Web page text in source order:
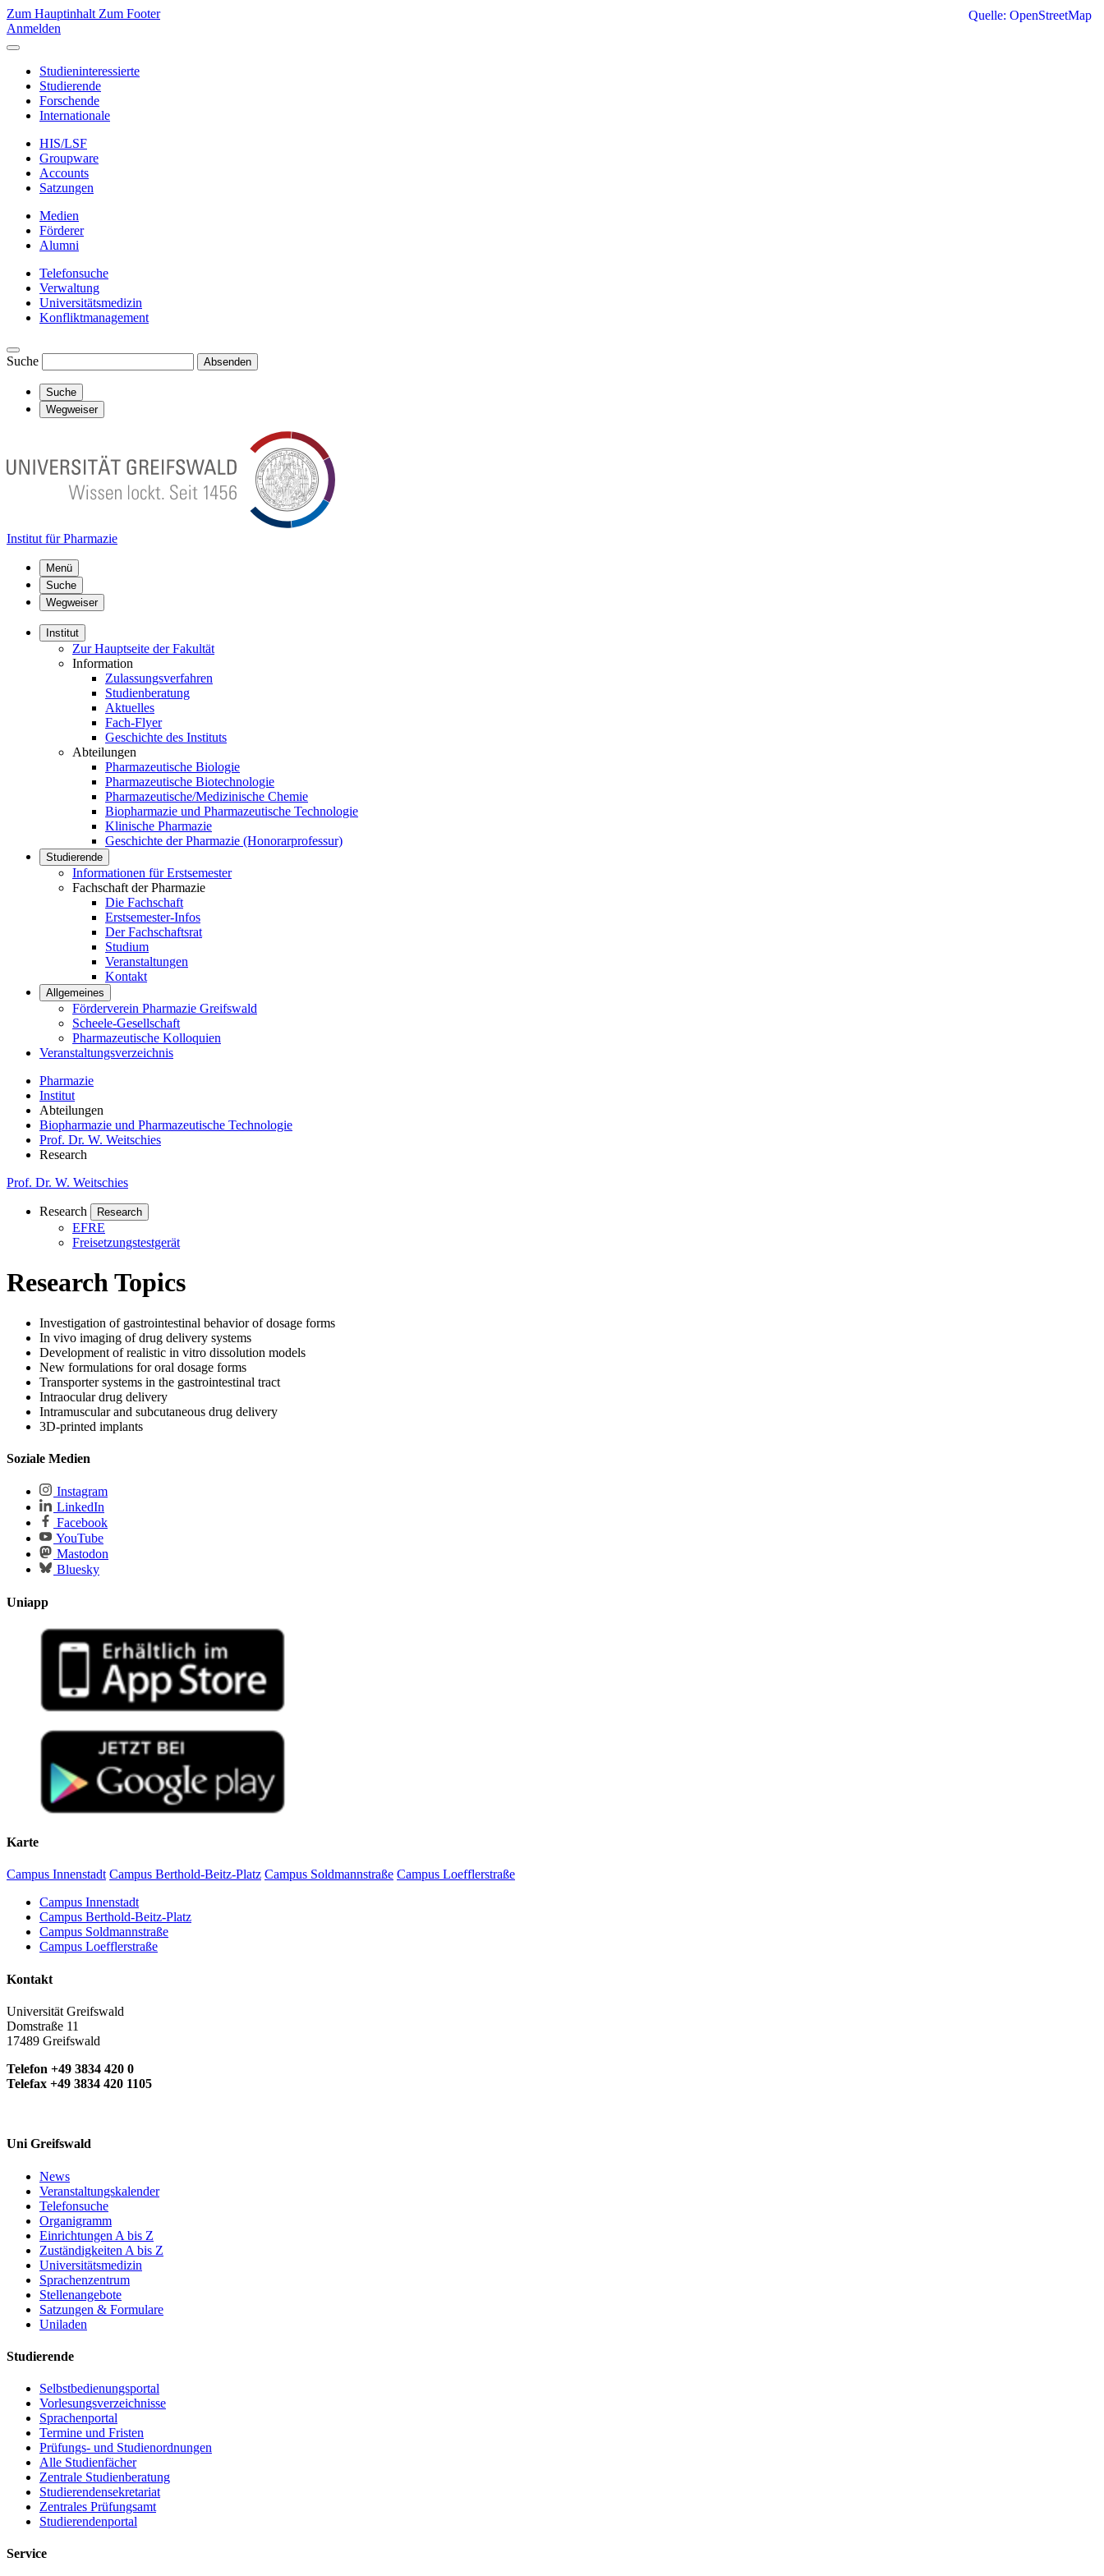
Zum Hauptinhalt Zum Footer
Anmelden
Studieninteressierte
Studierende
Forschende
Internationale
HIS/LSF
Groupware
Accounts
Satzungen
Medien
Förderer
Alumni
Telefonsuche
Verwaltung
Universitätsmedizin
Konfliktmanagement
Suche Absenden
Suche
Wegweiser
Institut für Pharmazie
Menü
Suche
Wegweiser
Institut
Zur Hauptseite der Fakultät
Information
Zulassungsverfahren
Studienberatung
Aktuelles
Fach-Flyer
Geschichte des Instituts
Abteilungen
Pharmazeutische Biologie
Pharmazeutische Biotechnologie
Pharmazeutische/Medizinische Chemie
Biopharmazie und Pharmazeutische Technologie
Klinische Pharmazie
Geschichte der Pharmazie (Honorarprofessur)
Studierende
Informationen für Erstsemester
Fachschaft der Pharmazie
Die Fachschaft
Erstsemester-Infos
Der Fachschaftsrat
Studium
Veranstaltungen
Kontakt
Allgemeines
Förderverein Pharmazie Greifswald
Scheele-Gesellschaft
Pharmazeutische Kolloquien
Veranstaltungsverzeichnis
Pharmazie
Institut
Abteilungen
Biopharmazie und Pharmazeutische Technologie
Prof. Dr. W. Weitschies
Research
Prof. Dr. W. Weitschies
Research Research
EFRE
Freisetzungstestgerät
Research Topics
Investigation of gastrointestinal behavior of dosage forms
In vivo imaging of drug delivery systems
Development of realistic in vitro dissolution models
New formulations for oral dosage forms
Transporter systems in the gastrointestinal tract
Intraocular drug delivery
Intramuscular and subcutaneous drug delivery
3D-printed implants
Soziale Medien
Instagram
LinkedIn
Facebook
YouTube
Mastodon
Bluesky
Uniapp
Karte
Quelle: OpenStreetMap
Campus Innenstadt Campus Berthold-Beitz-Platz Campus Soldmannstraße Campus Loefflerstraße
Campus Innenstadt
Campus Berthold-Beitz-Platz
Campus Soldmannstraße
Campus Loefflerstraße
Kontakt
Universität Greifswald
Domstraße 11
17489 Greifswald
Telefon +49 3834 420 0
Telefax +49 3834 420 1105
Uni Greifswald
News
Veranstaltungskalender
Telefonsuche
Organigramm
Einrichtungen A bis Z
Zuständigkeiten A bis Z
Universitätsmedizin
Sprachenzentrum
Stellenangebote
Satzungen & Formulare
Uniladen
Studierende
Selbstbedienungsportal
Vorlesungsverzeichnisse
Sprachenportal
Termine und Fristen
Prüfungs- und Studienordnungen
Alle Studienfächer
Zentrale Studienberatung
Studierendensekretariat
Zentrales Prüfungsamt
Studierendenportal
Service